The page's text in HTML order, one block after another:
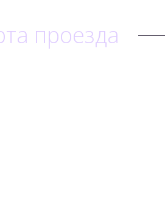
проезда